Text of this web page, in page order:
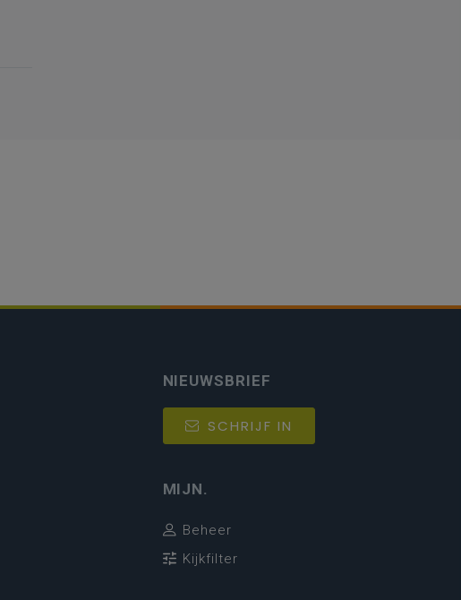
NIEUWSBRIEF
SCHRIJF IN
MIJN.
Beheer
Kijkfilter